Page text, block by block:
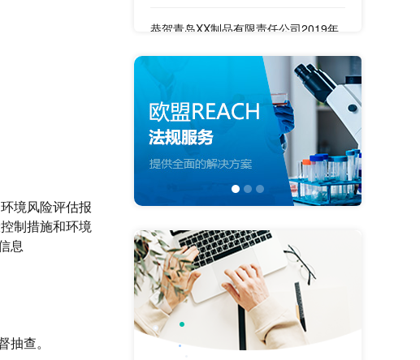
境风险评估报
制措施和环境
息
查。
恭贺青岛XX制品有限责任公司2019年
恭贺烟台XX家用纺织品有限公司2019
年10月顺利通过FDA认证...
恭贺烟台XX家用纺织品有限公司2019
年10月顺利通过FDA认证...
恭贺江苏XX复合材料有限公司2020年
恭贺大连XX制冷设备有限公司2020年
10月顺利通过CE认证!...
恭贺温州XX包装有限公司2020年顺利
通过欧盟CE认证...